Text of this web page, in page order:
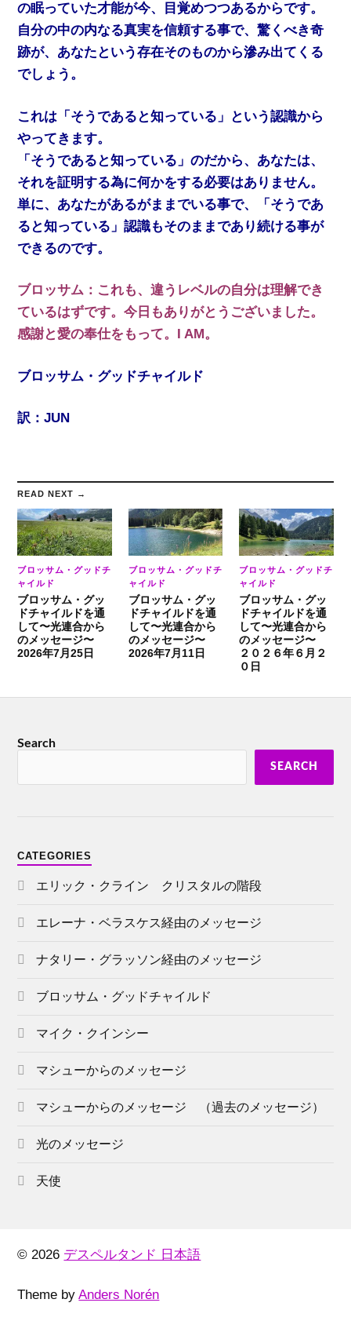
の眠っていた才能が今、目覚めつつあるからです。
自分の中の内なる真実を信頼する事で、驚くべき奇
跡が、あなたという存在そのものから滲み出てくる
でしょう。
これは「そうであると知っている」という認識から
やってきます。
「そうであると知っている」のだから、あなたは、
それを証明する為に何かをする必要はありません。
単に、あなたがあるがままでいる事で、「そうであ
ると知っている」認識もそのままであり続ける事が
できるのです。
ブロッサム：これも、違うレベルの自分は理解でき
ているはずです。今日もありがとうございました。
感謝と愛の奉仕をもって。I AM。
ブロッサム・グッドチャイルド
訳：JUN
READ NEXT →
ブロッサム・グッドチ
ャイルド
ブロッサム・グッ
ドチャイルドを通
して〜光連合から
のメッセージ〜
2026年7月25日
ブロッサム・グッドチ
ャイルド
ブロッサム・グッ
ドチャイルドを通
して〜光連合から
のメッセージ〜
2026年7月11日
ブロッサム・グッドチ
ャイルド
ブロッサム・グッ
ドチャイルドを通
して〜光連合から
のメッセージ〜
２０２６年６月２
０日
Search
SEARCH
CATEGORIES
エリック・クライン クリスタルの階段
エレーナ・ベラスケス経由のメッセージ
ナタリー・グラッソン経由のメッセージ
ブロッサム・グッドチャイルド
マイク・クインシー
マシューからのメッセージ
マシューからのメッセージ （過去のメッセージ）
光のメッセージ
天使
© 2026 デスペルタンド 日本語
Theme byAnders Norén